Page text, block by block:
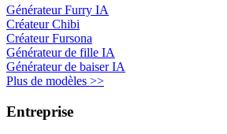
Générateur Furry IA
Créateur Chibi
Créateur Fursona
Générateur de fille IA
Générateur de baiser IA
Plus de modèles >>
Entreprise